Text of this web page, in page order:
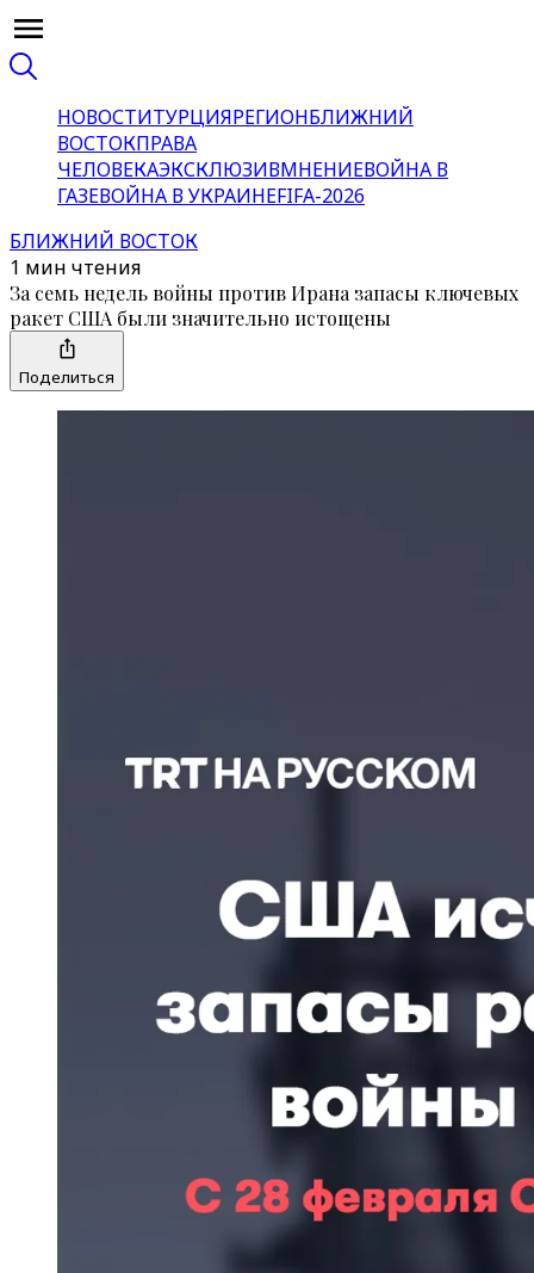
НОВОСТИТУРЦИЯРЕГИОНБЛИЖНИЙ
ВОСТОКПРАВА
ЧЕЛОВЕКАЭКСКЛЮЗИВМНЕНИЕВОЙНА В
ГАЗЕВОЙНА В УКРАИНЕFIFA-2026
БЛИЖНИЙ ВОСТОК
1 мин чтения
За семь недель войны против Ирана запасы ключевых
ракет США были значительно истощены
Поделиться